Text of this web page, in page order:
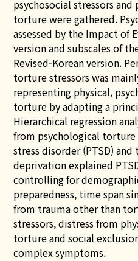
psychosocial stressors
torture were gathered.
assessed by the Impact of
version and subscales of
Revised-Korean version.
torture stressors was
representing physical,
torture by adapting a
Hierarchical regression
from psychological
stress disorder (PTSD)
deprivation explained
controlling for
preparedness, time span
from trauma other than
stressors, distress from
torture and social
complex symptoms.